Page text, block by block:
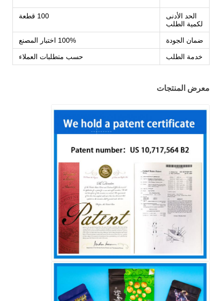
الحد الأدنى
لكمية الطلب
100 قطعة
ضمان الجودة 100% اختبار المصنع
خدمة الطلب حسب متطلبات العملاء
معرض المنتجات